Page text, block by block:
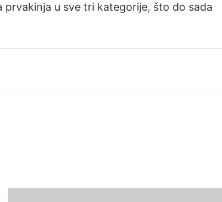
u sve tri kategorije, što do sada